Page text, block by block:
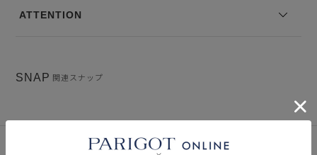
ATTENTION
SNAP 関連スナップ